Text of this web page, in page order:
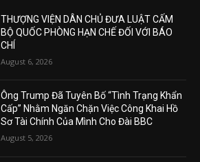
THƯỢNG VIỆN DÂN CHỦ ĐƯA LUẬT CẤM
BỘ QUỐC PHÒNG HẠN CHẾ ĐỐI VỚI BÁO
CHÍ
August 6, 2026
Ông Trump Đã Tuyên Bố “Tình Trạng Khẩn
Cấp” Nhằm Ngăn Chặn Việc Công Khai Hồ
Sơ Tài Chính Của Mình Cho Đài BBC
August 5, 2026